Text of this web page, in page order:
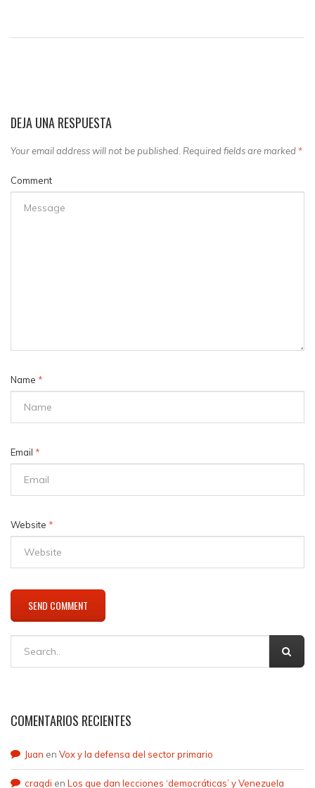
DEJA UNA RESPUESTA
Your email address will not be published. Required fields are marked *
Comment
Name *
Email *
Website *
COMENTARIOS RECIENTES
Juan en Vox y la defensa del sector primario
craqdi en Los que dan lecciones ‘democráticas’ y Venezuela